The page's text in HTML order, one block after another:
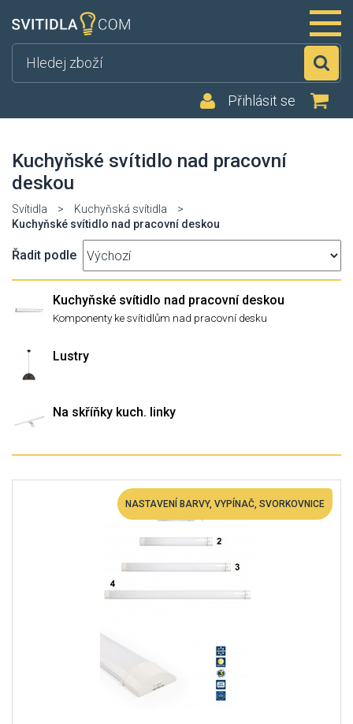
Přihlásit se
Kuchyňské svítidlo nad pracovní
deskou
Svítidla > Kuchyňská svítidla
>
Kuchyňské svítidlo nad pracovní deskou
Řadit podle
Kuchyňské svítidlo nad pracovní deskou
Komponenty ke svítidlům nad pracovní desku
Lustry
Na skříňky kuch. linky
NASTAVENÍ BARVY, VYPÍNAČ, SVORKOVNICE